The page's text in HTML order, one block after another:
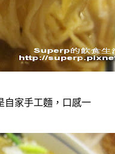
自家手工麵，口感一